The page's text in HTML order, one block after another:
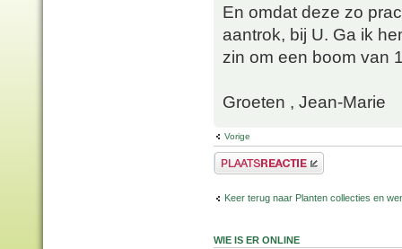
En omdat deze zo
aantrok, bij U. Ga ik
zin om een boom van
Groeten , Jean-Marie
Vorige
Plaats een reactie
Keer terug naar Planten collecties en
WIE IS ER ONLINE